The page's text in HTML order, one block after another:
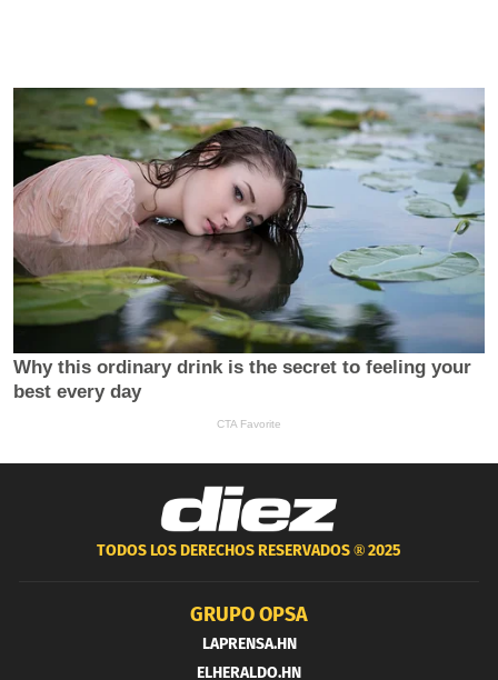
TODOS LOS DERECHOS RESERVADOS ®2025
GRUPO OPSA
LAPRENSA.HN
ELHERALDO.HN